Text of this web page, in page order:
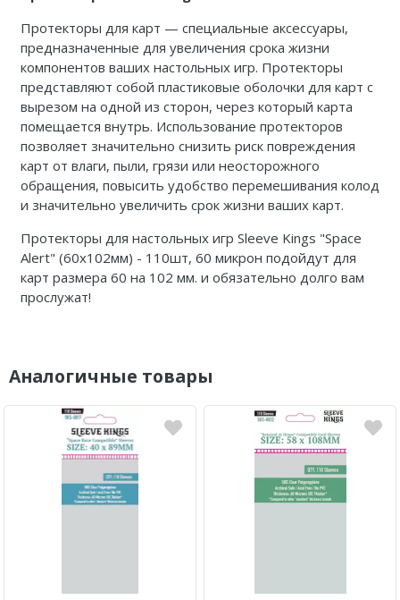
Протекторы для карт — специальные аксессуары,
предназначенные для увеличения срока жизни
компонентов ваших настольных игр. Протекторы
представляют собой пластиковые оболочки для карт с
вырезом на одной из сторон, через который карта
помещается внутрь. Использование протекторов
позволяет значительно снизить риск повреждения
карт от влаги, пыли, грязи или неосторожного
обращения, повысить удобство перемешивания колод
и значительно увеличить срок жизни ваших карт.
Протекторы для настольных игр Sleeve Kings "Space
Alert" (60x102мм) - 110шт, 60 микрон подойдут для
карт размера 60 на 102 мм. и обязательно долго вам
прослужат!
Аналогичные товары